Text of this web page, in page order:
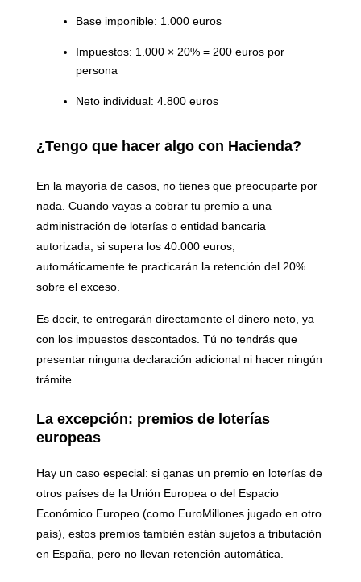
Base imponible: 1.000 euros
Impuestos: 1.000 × 20% = 200 euros por
persona
Neto individual: 4.800 euros
¿Tengo que hacer algo con Hacienda?
En la mayoría de casos, no tienes que preocuparte por
nada. Cuando vayas a cobrar tu premio a una
administración de loterías o entidad bancaria
autorizada, si supera los 40.000 euros,
automáticamente te practicarán la retención del 20%
sobre el exceso.
Es decir, te entregarán directamente el dinero neto, ya
con los impuestos descontados. Tú no tendrás que
presentar ninguna declaración adicional ni hacer ningún
trámite.
La excepción: premios de loterías
europeas
Hay un caso especial: si ganas un premio en loterías de
otros países de la Unión Europea o del Espacio
Económico Europeo (como EuroMillones jugado en otro
país), estos premios también están sujetos a tributación
en España, pero no llevan retención automática.